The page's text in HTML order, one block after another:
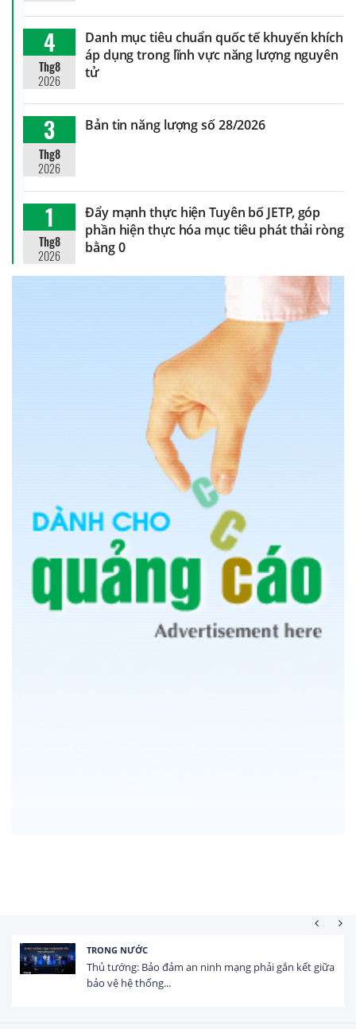
4
Thg8
2026
Danh mục tiêu chuẩn quốc tế khuyến khích
áp dụng trong lĩnh vực năng lượng nguyên
tử
3
Thg8
2026
Bản tin năng lượng số 28/2026
1
Thg8
2026
Đẩy mạnh thực hiện Tuyên bố JETP, góp
phần hiện thực hóa mục tiêu phát thải ròng
bằng 0
HOẠT ĐỘNG ĐẦU TƯ
Tổng vốn FDI đăng ký vào Việt Nam đạt gần 25 tỷ
USD trong 5 tháng...